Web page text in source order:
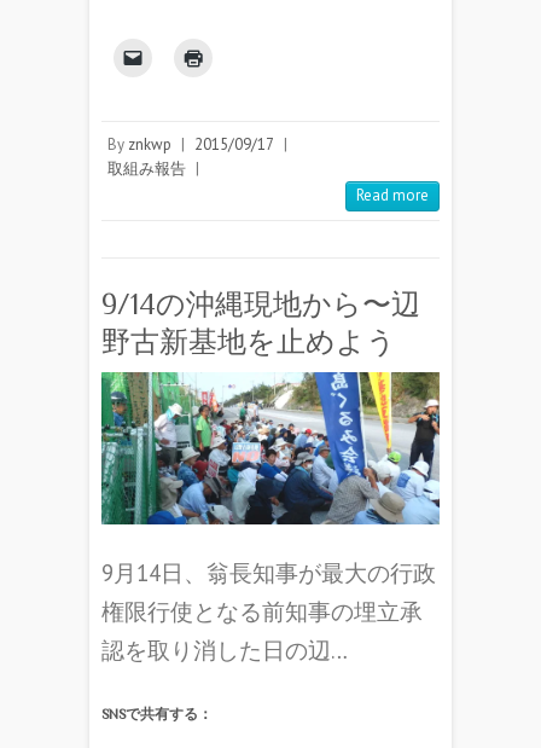
By znkwp | 2015/09/17 |
取組み報告 |
Read more
9/14の沖縄現地から〜辺
野古新基地を止めよう
9月14日、翁長知事が最大の行政
権限行使となる前知事の埋立承
認を取り消した日の辺…
SNSで共有する：